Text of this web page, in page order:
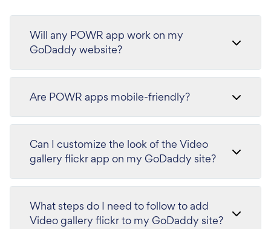
Will any POWR app work on my
GoDaddy website?
Are POWR apps mobile-friendly?
Can I customize the look of the Video
gallery flickr app on my GoDaddy site?
What steps do I need to follow to add
Video gallery flickr to my GoDaddy site?